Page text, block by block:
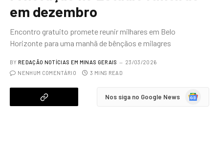
em dezembro
Encontro gratuito promete reunir milhares em Belo
Horizonte para uma manhã de bênçãos e milagres
BY REDAÇÃO NOTÍCIAS EM MINAS GERAIS
23/03/2026
NENHUM COMENTÁRIO
3 MINS READ
Nos siga no Google News
Google